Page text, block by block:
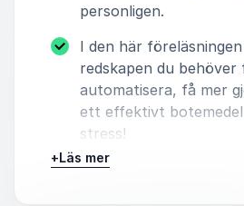
personligen.
I den här
redskapen du
automatisera, få mer
ett effektivt
stress!
Längd: 45-90 min.
+Läs mer